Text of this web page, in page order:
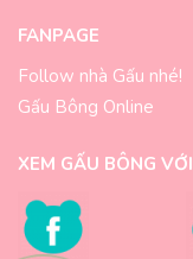
FANPAGE
Follow nhà Gấu nhé!
Gấu Bông Online
XEM GẤU BÔNG VỚI